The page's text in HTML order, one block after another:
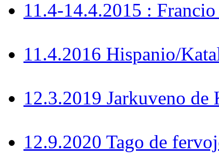
11.4-14.4.2015 :
11.4.2016 Hispanio/
12.3.2019 Jarkuveno de
12.9.2020 Tago de